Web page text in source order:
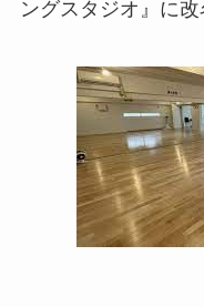
ングスタジオ』に改